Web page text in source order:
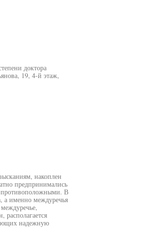
доктора
19, 4-й этаж,
накоплен
предпринимались
противоположными. В
а именно междуречья
надежную